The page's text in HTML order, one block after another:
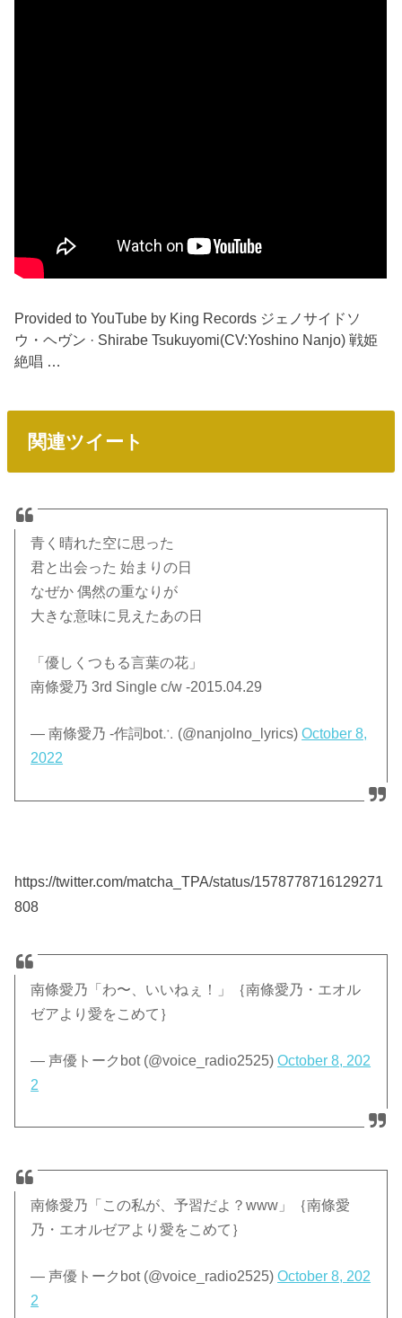
Provided to YouTube by King Records ジェノサイドソ
ウ・ヘヴン · Shirabe Tsukuyomi(CV:Yoshino Nanjo) 戦姫
絶唱 …
関連ツイート
青く晴れた空に思った
君と出会った 始まりの日
なぜか 偶然の重なりが
大きな意味に見えたあの日
「優しくつもる言葉の花」
南條愛乃 3rd Single c/w -2015.04.29
— 南條愛乃 -作詞bot∴ (@nanjolno_lyrics)October 8,
2022
https://twitter.com/matcha_TPA/status/1578778716129271
808
南條愛乃「わ〜、いいねぇ！」｛南條愛乃・エオル
ゼアより愛をこめて｝
— 声優トークbot (@voice_radio2525)October 8, 202
2
南條愛乃「この私が、予習だよ？www」｛南條愛
乃・エオルゼアより愛をこめて｝
— 声優トークbot (@voice_radio2525)October 8, 202
2